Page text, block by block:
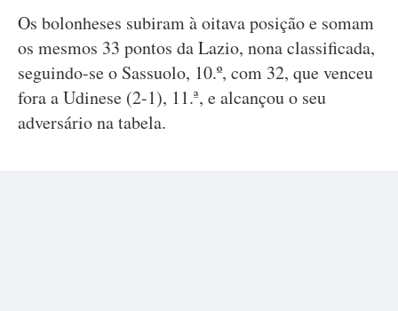
Os bolonheses subiram à oitava posição e somam
os mesmos 33 pontos da Lazio, nona classificada,
seguindo-se o Sassuolo, 10.º, com 32, que venceu
fora a Udinese (2-1), 11.ª, e alcançou o seu
adversário na tabela.